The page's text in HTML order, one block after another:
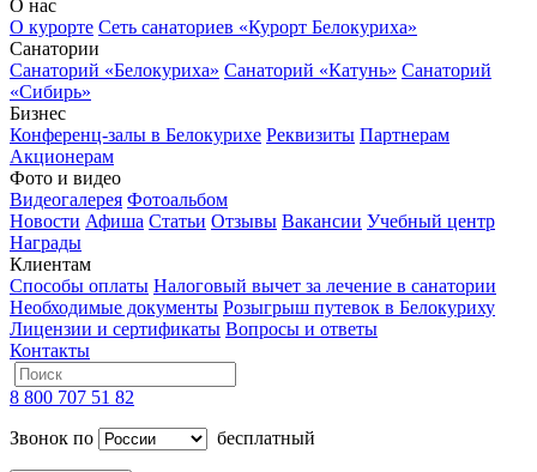
О нас
О курорте Сеть санаториев «Курорт Белокуриха»
Санатории
Санаторий «Белокуриха» Санаторий «Катунь» Санаторий
«Сибирь»
Бизнес
Конференц-залы в Белокурихе Реквизиты Партнерам
Акционерам
Фото и видео
Видеогалерея Фотоальбом
Новости Афиша Статьи Отзывы Вакансии Учебный центр
Награды
Клиентам
Способы оплаты Налоговый вычет за лечение в санатории
Необходимые документы Розыгрыш путевок в Белокуриху
Лицензии и сертификаты Вопросы и ответы
Контакты
8 800 707 51 82
Звонок по
бесплатный